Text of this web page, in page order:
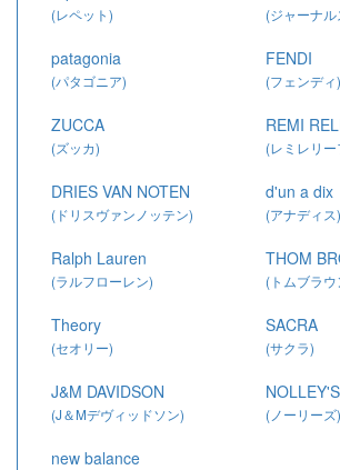
(レペット) (ジャーナ
patagonia
(パタゴニア)
FENDI
(フェンディ)
ZUCCA
(ズッカ)
REMI
(レミレリー
DRIES VAN NOTEN
(ドリスヴァンノッテン)
d'un a dix
(アナディス)
Ralph Lauren
(ラルフローレン)
THOM
(トムブラウ
Theory
(セオリー)
SACRA
(サクラ)
J&M DAVIDSON
(J＆Mデヴィッドソン)
NOLLEY'S
(ノーリーズ)
new balance